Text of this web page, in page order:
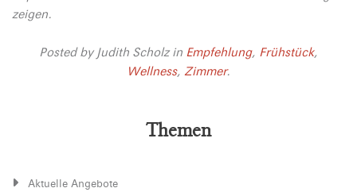
zeigen.
Posted by Judith Scholzin Empfehlung, Frühstück,
Wellness, Zimmer.
Themen
Aktuelle Angebote